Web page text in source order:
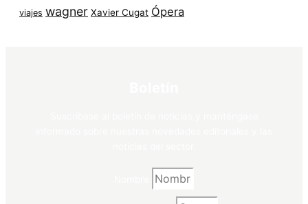
viajes wagner Xavier Cugat Ópera